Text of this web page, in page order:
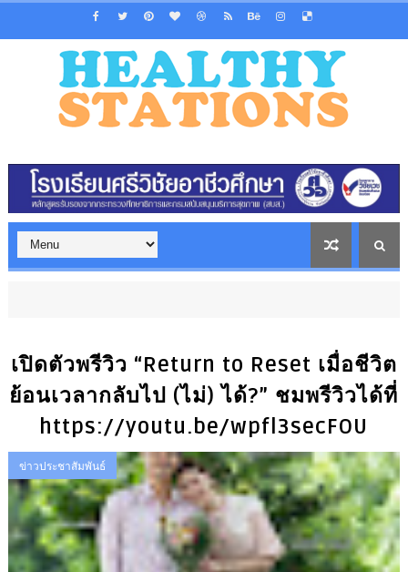
เปิดตัวพรีวิว “Return to Reset เมื่อชีวิต
ย้อนเวลากลับไป (ไม่) ได้?” ชมพรีวิวได้ที่
https://youtu.be/wpfl3secFOU
ข่าวประชาสัมพันธ์